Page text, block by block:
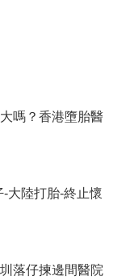
嗎？香港墮胎醫
大陸打胎-終止懷
落仔揀邊間醫院